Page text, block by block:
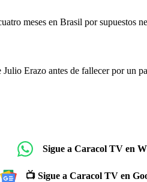
meses en Brasil por supuestos
Erazo antes de fallecer por un
Sigue a Caracol TV en
📺 Sigue a Caracol TV en